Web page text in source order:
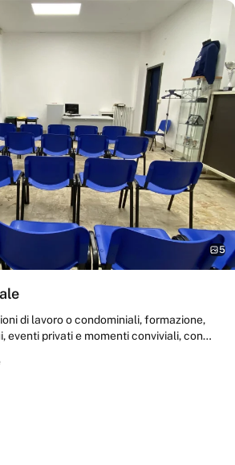
5
di lavoro o condominiali, formazione,
eventi privati e momenti conviviali, con
in piccola palestra attrezzata per
▶️ proiettore e wifi